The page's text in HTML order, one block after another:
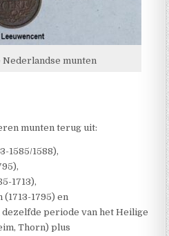
munten
munten terug uit:
1585/1588),
1713),
1795) en
periode van het Heilige
Thorn) plus